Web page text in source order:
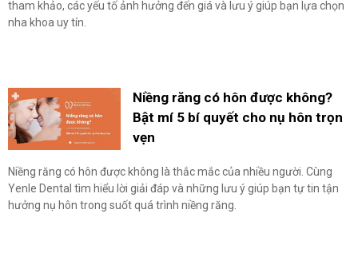
tham khảo, các yếu tố ảnh hưởng đến giá và lưu ý giúp bạn lựa chọn
nha khoa uy tín.
Niềng răng có hôn được không?
Bật mí 5 bí quyết cho nụ hôn trọn
vẹn
Niềng răng có hôn được không là thắc mắc của nhiều người. Cùng
Yenle Dental tìm hiểu lời giải đáp và những lưu ý giúp bạn tự tin tận
hưởng nụ hôn trong suốt quá trình niềng răng.